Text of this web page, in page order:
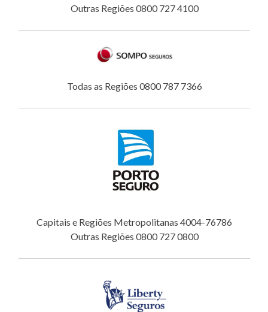
Outras Regiões 0800 727 4100
Todas as Regiões 0800 787 7366
Capitais e Regiões Metropolitanas 4004-76786
Outras Regiões 0800 727 0800